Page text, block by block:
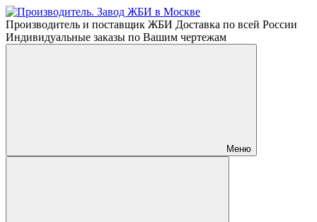
Производитель и поставщик ЖБИ Доставка по всей России
Индивидуальные заказы по Вашим чертежам
Меню